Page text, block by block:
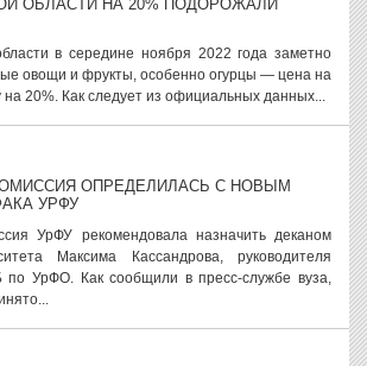
ОБЛАСТИ НА 20% ПОДОРОЖАЛИ
в середине ноября 2022 года заметно
овощи и фрукты, особенно огурцы — цена на
на 20%. Как следует из официальных данных...
ОПРЕДЕЛИЛАСЬ С НОВЫМ
УРФУ
УрФУ рекомендовала назначить деканом
Максима Кассандрова, руководителя
по УрФО. Как сообщили в пресс-службе вуза,